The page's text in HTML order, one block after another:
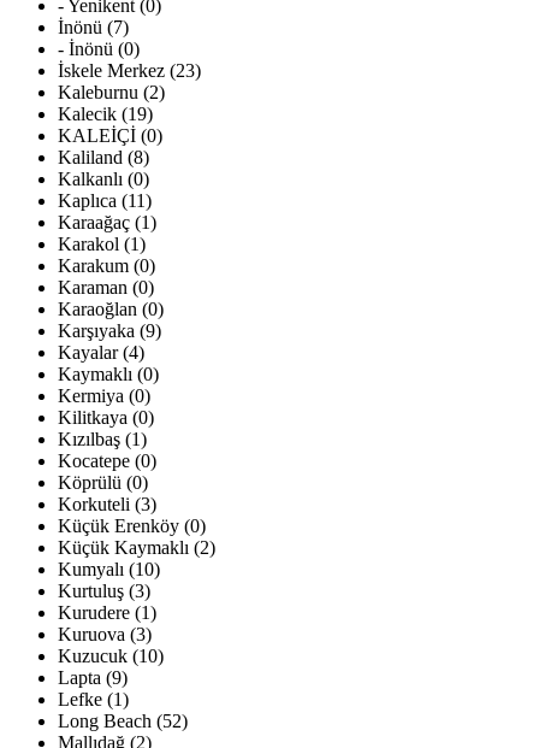
- Yenikent (0)
İnönü (7)
- İnönü (0)
İskele Merkez (23)
Kaleburnu (2)
Kalecik (19)
KALEİÇİ (0)
Kaliland (8)
Kalkanlı (0)
Kaplıca (11)
Karaağaç (1)
Karakol (1)
Karakum (0)
Karaman (0)
Karaoğlan (0)
Karşıyaka (9)
Kayalar (4)
Kaymaklı (0)
Kermiya (0)
Kilitkaya (0)
Kızılbaş (1)
Kocatepe (0)
Köprülü (0)
Korkuteli (3)
Küçük Erenköy (0)
Küçük Kaymaklı (2)
Kumyalı (10)
Kurtuluş (3)
Kurudere (1)
Kuruova (3)
Kuzucuk (10)
Lapta (9)
Lefke (1)
Long Beach (52)
Mallıdağ (2)